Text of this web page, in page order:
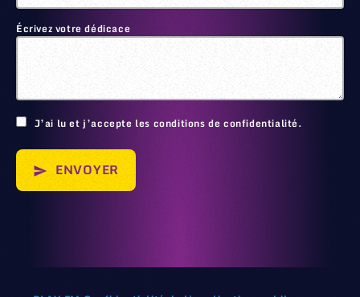
Écrivez votre dédicace
J’ai lu et j’accepte les conditions de confidentialité.
send ENVOYER